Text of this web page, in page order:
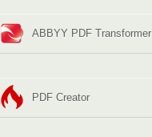
ABBYY PDF Transformer
PDF Creator